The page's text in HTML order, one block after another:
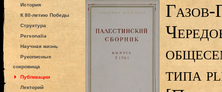
История
К 80-летию Победы
Структура
Personalia
Научная жизнь
Рукописные
сокровища
Публикации
Лекторий
типа